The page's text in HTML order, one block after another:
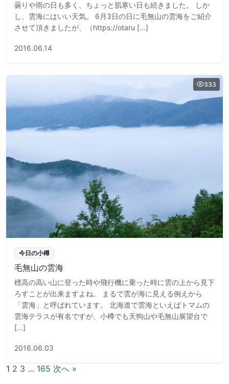
曇りや雨の日も多く、ちょっと肌寒い日も続きました。 しか
し、雲海にはいい天気。 6月3日の日に毛無山の雲海をご紹介
させて頂きましたが、（https://otaru […]
2016.06.14
333
今日の小樽
毛無山の雲海
標高の高い山に登った時や飛行機に乗った時に雲の上から見下
ろすことが出来ますよね。 まるで雲が海に見える例えから
「雲海」と呼ばれています。 北海道で雲海といえばトマムの
雲海テラスが有名ですが、小樽でも天狗山や毛無山展望台で
[…]
2016.06.03
投
1 2 3 … 165 次へ »